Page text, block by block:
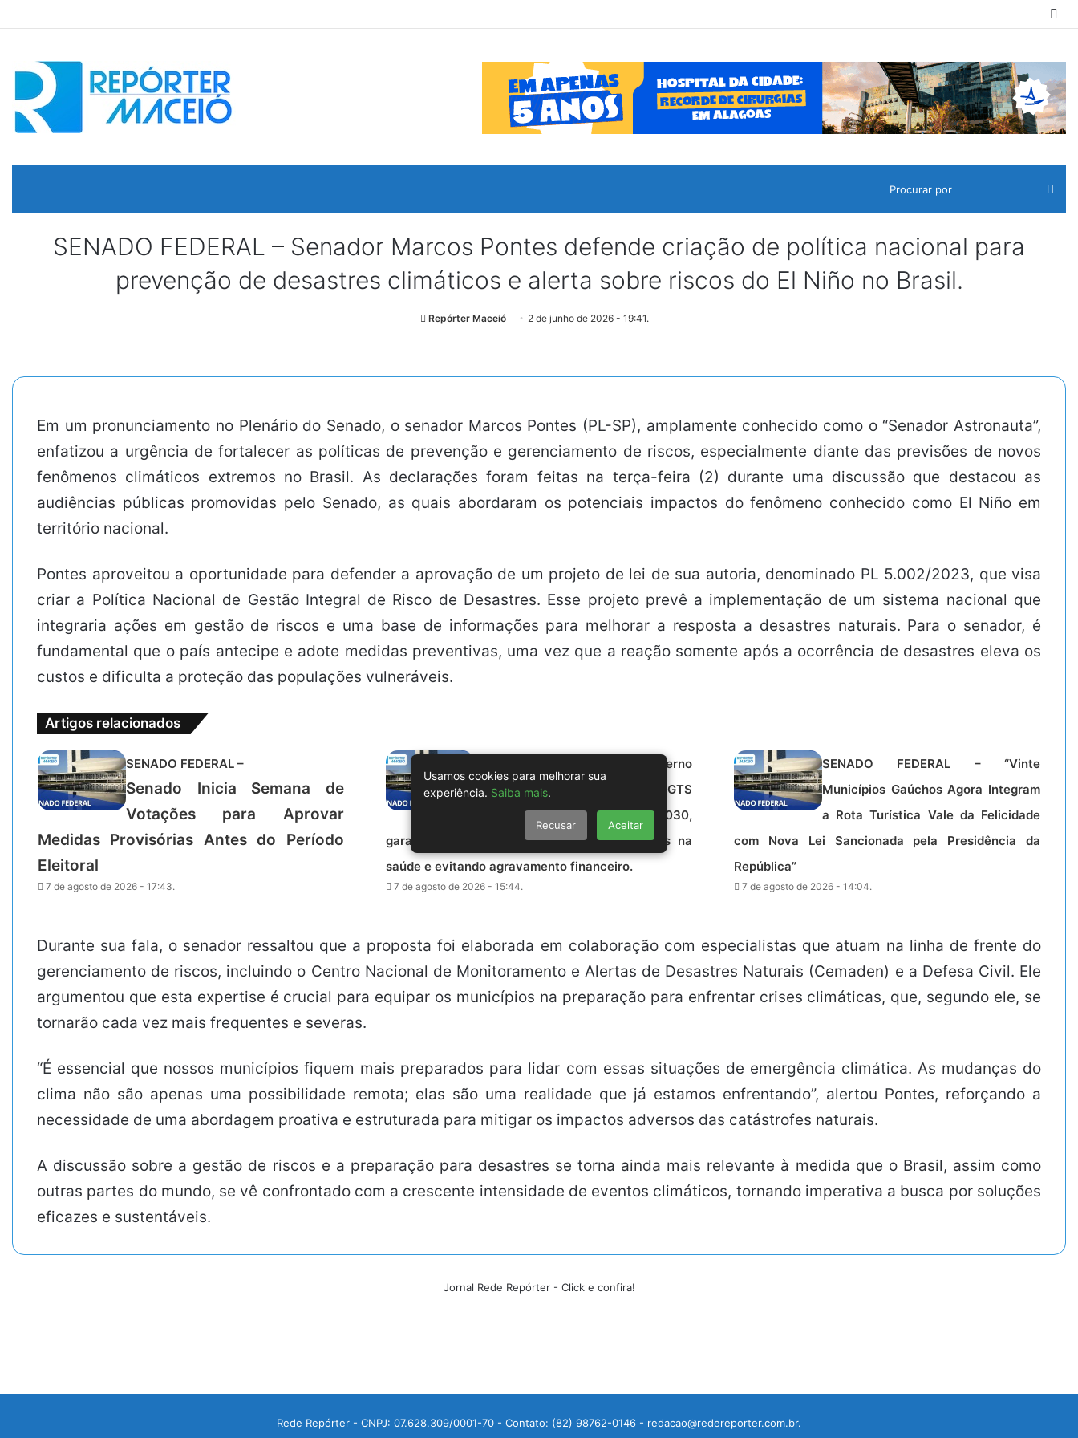
SENADO FEDERAL – Senador Marcos Pontes defende criação de política nacional para
prevenção de desastres climáticos e alerta sobre riscos do El Niño no Brasil.
Repórter Maceió 2 de junho de 2026 - 19:41.
Em um pronunciamento no Plenário do Senado, o senador Marcos Pontes (PL-SP), amplamente conhecido como o “Senador Astronauta”,
enfatizou a urgência de fortalecer as políticas de prevenção e gerenciamento de riscos, especialmente diante das previsões de novos
fenômenos climáticos extremos no Brasil. As declarações foram feitas na terça-feira (2) durante uma discussão que destacou as
audiências públicas promovidas pelo Senado, as quais abordaram os potenciais impactos do fenômeno conhecido como El Niño em
território nacional.
Pontes aproveitou a oportunidade para defender a aprovação de um projeto de lei de sua autoria, denominado PL 5.002/2023, que visa
criar a Política Nacional de Gestão Integral de Risco de Desastres. Esse projeto prevê a implementação de um sistema nacional que
integraria ações em gestão de riscos e uma base de informações para melhorar a resposta a desastres naturais. Para o senador, é
fundamental que o país antecipe e adote medidas preventivas, uma vez que a reação somente após a ocorrência de desastres eleva os
custos e dificulta a proteção das populações vulneráveis.
Artigos relacionados
SENADO FEDERAL –
Senado Inicia Semana de
Votações para Aprovar
Medidas Provisórias Antes do Período
Eleitoral
7 de agosto de 2026 - 17:43.
SENADO FEDERAL – Governo
prorroga linha de crédito do FGTS
para santas casas até 2030,
garantindo suporte a instituições filantrópicas na
saúde e evitando agravamento financeiro.
7 de agosto de 2026 - 15:44.
SENADO FEDERAL – “Vinte
Municípios Gaúchos Agora Integram
a Rota Turística Vale da Felicidade
com Nova Lei Sancionada pela Presidência da
República”
7 de agosto de 2026 - 14:04.
Durante sua fala, o senador ressaltou que a proposta foi elaborada em colaboração com especialistas que atuam na linha de frente do
gerenciamento de riscos, incluindo o Centro Nacional de Monitoramento e Alertas de Desastres Naturais (Cemaden) e a Defesa Civil. Ele
argumentou que esta expertise é crucial para equipar os municípios na preparação para enfrentar crises climáticas, que, segundo ele, se
tornarão cada vez mais frequentes e severas.
“É essencial que nossos municípios fiquem mais preparados para lidar com essas situações de emergência climática. As mudanças do
clima não são apenas uma possibilidade remota; elas são uma realidade que já estamos enfrentando”, alertou Pontes, reforçando a
necessidade de uma abordagem proativa e estruturada para mitigar os impactos adversos das catástrofes naturais.
A discussão sobre a gestão de riscos e a preparação para desastres se torna ainda mais relevante à medida que o Brasil, assim como
outras partes do mundo, se vê confrontado com a crescente intensidade de eventos climáticos, tornando imperativa a busca por soluções
eficazes e sustentáveis.
Jornal Rede Repórter - Click e confira!
Rede Repórter - CNPJ: 07.628.309/0001-70 - Contato: (82) 98762-0146 - redacao@redereporter.com.br.
Usamos cookies para melhorar sua
experiência. Saiba mais
Recusar Aceitar